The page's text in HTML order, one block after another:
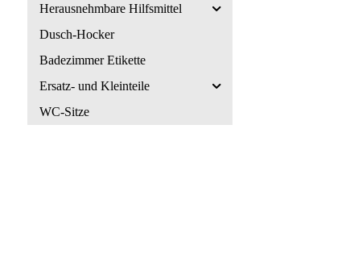
Herausnehmbare Hilfsmittel
Dusch-Hocker
Badezimmer Etikette
Ersatz- und Kleinteile
WC-Sitze